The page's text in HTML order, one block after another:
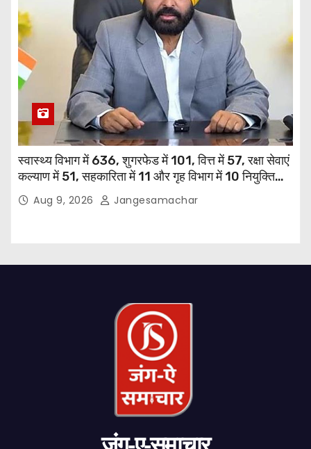
स्वास्थ्य विभाग में 636, शुगरफेड में 101, वित्त में 57, रक्षा सेवाएं
कल्याण में 51, सहकारिता में 11 और गृह विभाग में 10 नियुक्तियां
हुईं: मुख्यमंत्री भगवंत सिंह मान
Aug 9, 2026 Jangesamachar